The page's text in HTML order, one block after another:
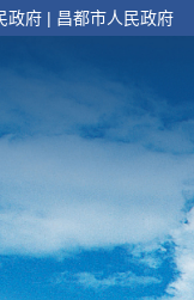
政府 | 昌都市人民政府